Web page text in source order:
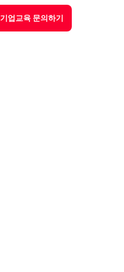
기업교육 문의하기